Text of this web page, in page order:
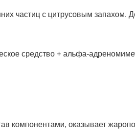
частиц с цитрусовым запахом.
средство + альфа-
компонентами, оказывает